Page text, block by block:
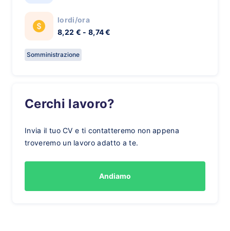
lordi/ora
8,22 € - 8,74 €
Somministrazione
Cerchi lavoro?
Invia il tuo CV e ti contatteremo non appena
troveremo un lavoro adatto a te.
Andiamo